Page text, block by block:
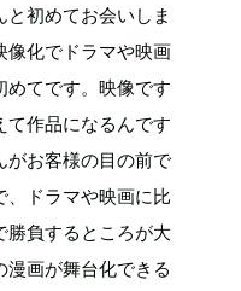
初めてお会いしま
像化でドラマや映画
めてです。映像です
て作品になるんです
がお客様の目の前で
、ドラマや映画に比
勝負するところが大
漫画が舞台化できる